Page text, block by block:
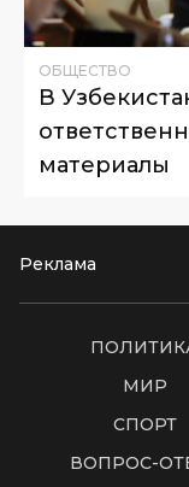
ОБЩЕСТВО
В
материалы
Реклама
МИР
СПОРТ
ВОПРОС-